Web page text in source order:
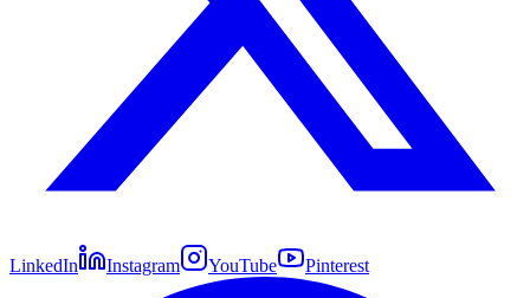
LinkedIn Instagram YouTube Pinterest